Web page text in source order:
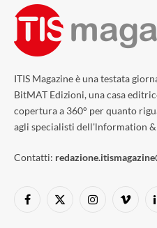
ITIS Magazine è una testata
BitMAT Edizioni, una casa
copertura a 360° per quanto
agli specialisti dell'lnformation
Contatti:
Facebook
X
InstagramVimeo